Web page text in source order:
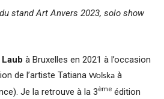
stand Art Anvers 2023, solo show
à Bruxelles en 2021 à l’occasion
de l’artiste Tatiana Wolska à
Je la retrouve à la 3ème édition